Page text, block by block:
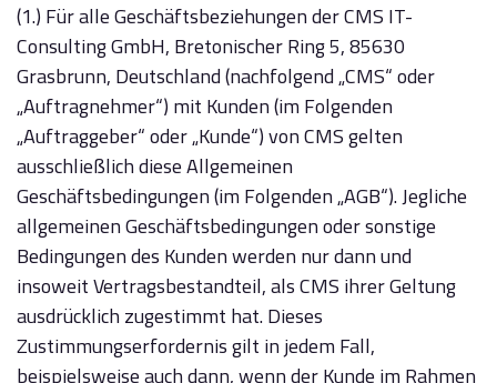
(1.) Für alle Geschäftsbeziehungen der CMS IT-
Consulting GmbH, Bretonischer Ring 5, 85630
Grasbrunn, Deutschland (nachfolgend „CMS“ oder
„Auftragnehmer“) mit Kunden (im Folgenden
„Auftraggeber“ oder „Kunde“) von CMS gelten
ausschließlich diese Allgemeinen
Geschäftsbedingungen (im Folgenden „AGB“). Jegliche
allgemeinen Geschäftsbedingungen oder sonstige
Bedingungen des Kunden werden nur dann und
insoweit Vertragsbestandteil, als CMS ihrer Geltung
ausdrücklich zugestimmt hat. Dieses
Zustimmungserfordernis gilt in jedem Fall,
beispielsweise auch dann, wenn der Kunde im Rahmen